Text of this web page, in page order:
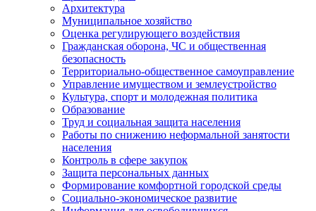
Архитектура
Муниципальное хозяйство
Оценка регулирующего воздействия
Гражданская оборона, ЧС и общественная
безопасность
Территориально-общественное самоуправление
Управление имуществом и землеустройство
Культура, спорт и молодежная политика
Образование
Труд и социальная защита населения
Работы по снижению неформальной занятости
населения
Контроль в сфере закупок
Защита персональных данных
Формирование комфортной городской среды
Социально-экономическое развитие